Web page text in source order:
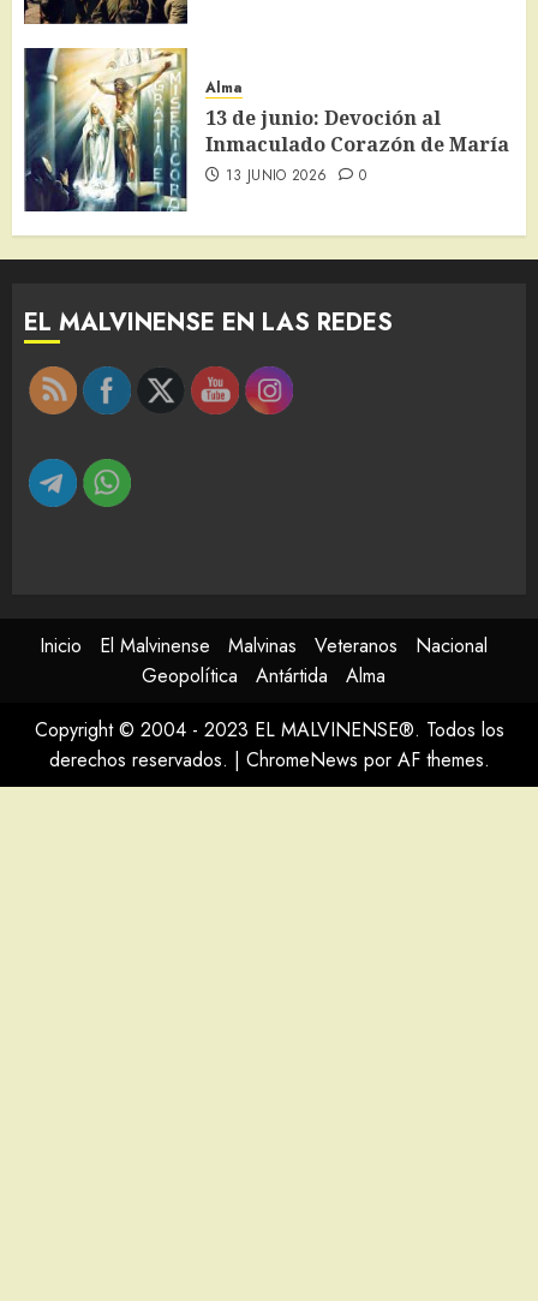
Alma
13 de junio: Devoción al
Inmaculado Corazón de María
13 JUNIO 2026 0
EL MALVINENSE EN LAS REDES
Inicio El Malvinense Malvinas Veteranos
Nacional
Geopolítica
Antártida
Alma
Copyright © 2004 - 2023 EL MALVINENSE®. Todos los
derechos reservados. | ChromeNews por AF themes.